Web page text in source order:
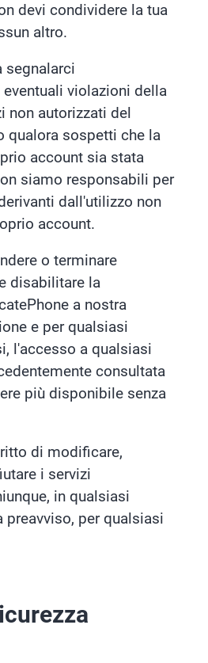
devi condividere la tua
altro.
segnalarci
violazioni della
non autorizzati del
qualora sospetti che la
account sia stata
siamo responsabili per
dall'utilizzo non
account.
o terminare
disabilitare la
a nostra
e per qualsiasi
l'accesso a qualsiasi
consultata
più disponibile senza
di modificare,
i servizi
in qualsiasi
preavviso, per qualsiasi